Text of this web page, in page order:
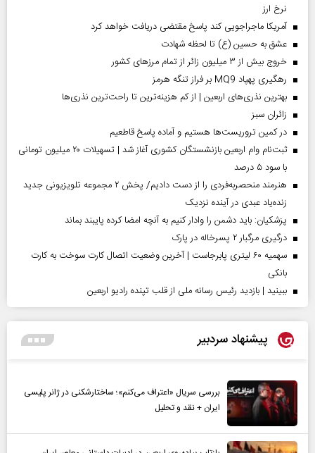
نرخ ارز
آمریکا ماجراجویی کند پاسخ مقتضی دریافت خواهد کرد
عشق به حسین (ع) تا لحظه شهادت
خروج بیش از ۳ میلیون زائر از تمام مرز‌های کشور
رهگیری پهپاد MQ9 بر فراز تنگه هرمز
بهترین نذری‌های اربعین | از کم هزینه‌ترین تا راحت‌ترین نذری‌ها
‌زائران سبز
در کمین تروریست‌ها هستیم و آماده پاسخ قاطعیم
ثبت‌نام وام اربعین بازنشستگان کشوری آغاز شد | تسهیلات ۲۰ میلیون تومانی
با سود ۵ درصد
هنرمند منحصر‌به‌فردی را از دست دادیم/ پخش ۲ مجموعه تلویزیونی جدید
زنده‌یاد عبدی در آینده نزدیک
پزشکیان: باید دشمن را وادار کنیم به آنچه امضا کرده پایبند بماند
درگیری مرگبار ۲ پسرخاله در پارک
سهمیه ۶۰ لیتری پابرجاست | آخرین وضعیت اتصال کارت سوخت به کارت
بانکی
ببینید | بازدید رئیس رسانه ملی از قلب تپنده رادیو اربعین
پیشنهاد سردبیر
بررسی سریال «اعتراف می‌کنم»؛ ساختارشکنی در ژانر پلیسی
ایران + نقد و تحلیل